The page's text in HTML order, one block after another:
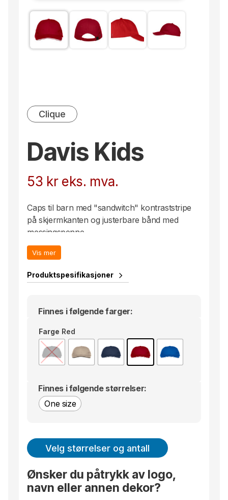
Clique
Davis Kids
53 kr eks. mva.
Caps til barn med "sandwitch" kontraststripe
på skjermkanten og justerbare bånd med
messingspenne.
Vis mer
Produktspesifikasjoner
Finnes i følgende farger:
Farge Red
Finnes i følgende størrelser:
One size
Velg størrelser og antall
Ønsker du påtrykk av logo,
navn eller annen dekor?